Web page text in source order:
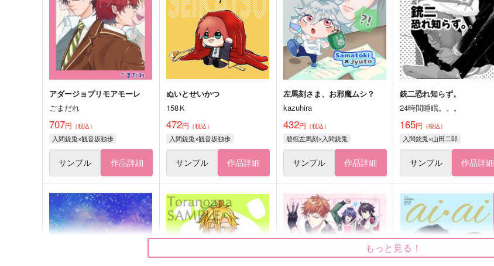
アダージョプリモアモーレ
ごまだれ
707円 （税込）
入間銃兎×観音坂独歩
サンプル 作品詳細
ぬいとせいかつ
158Ｋ
472円 （税込）
入間銃兎×観音坂独歩
サンプル 作品詳細
左馬刻さま、お邪魔ムシ？
kazuhira
432円 （税込）
碧棺左馬刻×入間銃兎
サンプル 作品詳細
銃二恐れ知らず。
24時間睡眠。。。
165円 （税込）
入間銃兎×山田二郎
サンプル 作品詳細
もっと見る！